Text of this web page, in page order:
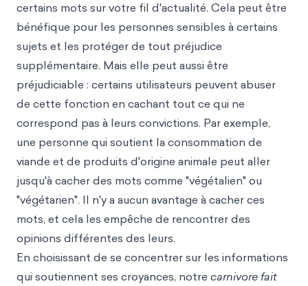
certains mots sur votre fil d'actualité. Cela peut être
bénéfique pour les personnes sensibles à certains
sujets et les protéger de tout préjudice
supplémentaire. Mais elle peut aussi être
préjudiciable : certains utilisateurs peuvent abuser
de cette fonction en cachant tout ce qui ne
correspond pas à leurs convictions. Par exemple,
une personne qui soutient la consommation de
viande et de produits d'origine animale peut aller
jusqu'à cacher des mots comme "végétalien" ou
"végétarien". Il n'y a aucun avantage à cacher ces
mots, et cela les empêche de rencontrer des
opinions différentes des leurs.
En choisissant de se concentrer sur les informations
qui soutiennent ses croyances, notre carnivore fait